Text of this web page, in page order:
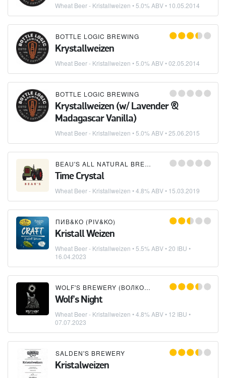
Wheat Beer - Kristallweizen • 5.0% ABV • 10.05.2014
BOTTLE LOGIC BREWING
Krystallweizen
Wheat Beer - Kristallweizen • 5.0% ABV •02.05.2014
BOTTLE LOGIC BREWING
Krystallweizen (w/ Lavender &
Madagascar Vanilla)
Wheat Beer - Kristallweizen • 5.0% ABV •25.06.2015
BEAU'S ALL NATURAL BREWING COMPANY
Time Crystal
Wheat Beer - Kristallweizen • 4.8% ABV • 15.03.2019
ПИВ&КО (PIV&KO)
Kristall Weizen
Wheat Beer - Kristallweizen • 5.5% ABV • 20 IBU •
16.04.2023
WOLF'S BREWERY (ВОЛКОВСКАЯ ПИВОВАРНЯ)
Wolf's Night
Wheat Beer - Kristallweizen • 4.8% ABV • 12 IBU •
07.07.2023
SALDEN'S BREWERY
Kristalweizen